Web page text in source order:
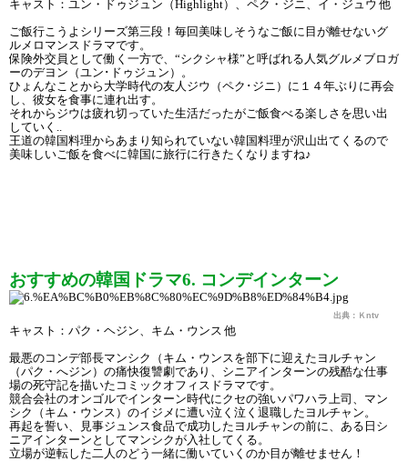
キャスト：ユン・ドゥジュン（Highlight）、ペク・ジニ、イ・ジュウ 他
ご飯行こうよシリーズ第三段！毎回美味しそうなご飯に目が離せないグ
ルメロマンスドラマです。
保険外交員として働く一方で、“シクシャ様”と呼ばれる人気グルメブロガ
ーのデヨン（ユン･ドゥジュン）。
ひょんなことから大学時代の友人ジウ（ペク･ジニ）に１４年ぶりに再会
し、彼女を食事に連れ出す。
それからジウは疲れ切っていた生活だったがご飯食べる楽しさを思い出
していく..
王道の韓国料理からあまり知られていない韓国料理が沢山出てくるので
美味しいご飯を食べに韓国に旅行に行きたくなりますね♪
おすすめの韓国ドラマ6. コンデインターン
出典：Ｋntv
キャスト：パク・ヘジン、キム・ウンス 他
最悪のコンデ部長マンシク（キム・ウンスを部下に迎えたヨルチャン
（パク・へジン）の痛快復讐劇であり、シニアインターンの残酷な仕事
場の死守記を描いたコミックオフィスドラマです。
競合会社のオンゴルでインターン時代にクセの強いパワハラ上司、マン
シク（キム・ウンス）のイジメに遭い泣く泣く退職したヨルチャン。
再起を誓い、見事ジュンス食品で成功したヨルチャンの前に、ある日シ
ニアインターンとしてマンシクが入社してくる。
立場が逆転した二人のどう一緒に働いていくのか目が離せません！